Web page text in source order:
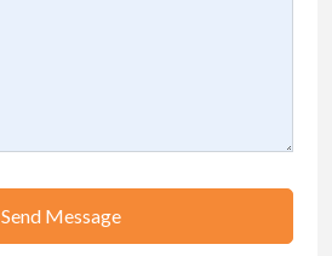
Send Message